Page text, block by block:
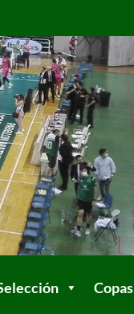
Copas